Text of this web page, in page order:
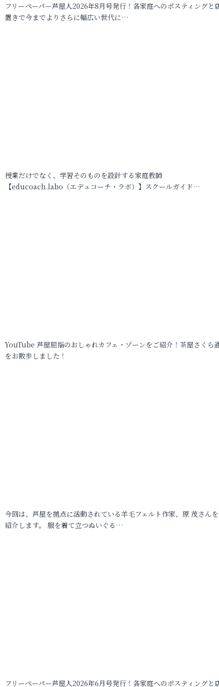
フリーペーパー芦屋人2026年8月号発行！各家庭へのポスティングと
置きで今までよりさらに幅広い世代に…
授業だけでなく、学習そのものを設計する家庭教師
【educoach.labo（エデュコーチ・ラボ）】スクールガイド…
YouTube 芦屋屈指のおしゃれカフェ・ゾーンをご紹介！茶屋さくら
をお散歩しました！
今回は、芦屋を拠点に活動されている羊毛フェルト作家、原 茂さん
紹介します。 服を着て立つぬいぐる…
フリーペーパー芦屋人2026年6月号発行！各家庭へのポスティングと